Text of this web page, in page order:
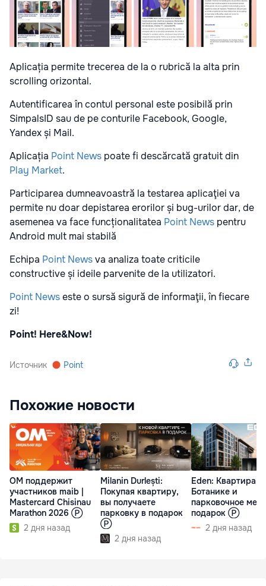
Aplicația permite trecerea de la o rubrică la alta prin
scrolling orizontal.
Autentificarea în contul personal este posibilă prin
SimpalsID sau de pe conturile Facebook, Google,
Yandex și Mail.
Aplicația Point News poate fi descărcată gratuit din
Play Market.
Participarea dumneavoastră la testarea aplicaţiei va
permite nu doar depistarea erorilor și bug-urilor dar, de
asemenea va face funcționalitatea Point News pentru
Android mult mai stabilă
Echipa Point Newsva analiza toate criticile
constructive și ideile parvenite de la utilizatori.
Point Newseste o sursă sigură de informaţii, în fiecare
zi!
Point! Here&Now!
Источник Point
Похожие новости
ОМ поддержит
участников maib |
Mastercard Chisinau
Marathon 2026 Ⓟ
2 дня назад
Milanin Durlești:
Покупая квартиру,
вы получаете
парковку в подарок
Ⓟ
2 дня назад
Eden: Квартира
Ботанике и
парковочное
подарок Ⓟ
2 дня назад